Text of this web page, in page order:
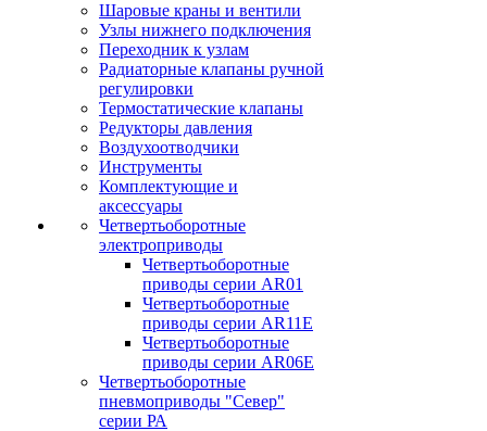
Шаровые краны и вентили
Узлы нижнего подключения
Переходник к узлам
Радиаторные клапаны ручной
регулировки
Термостатические клапаны
Редукторы давления
Воздухоотводчики
Инструменты
Комплектующие и
аксессуары
Четвертьоборотные
электроприводы
Четвертьоборотные
приводы серии AR01
Четвертьоборотные
приводы серии AR11E
Четвертьоборотные
приводы серии AR06E
Четвертьоборотные
пневмоприводы "Север"
серии РА